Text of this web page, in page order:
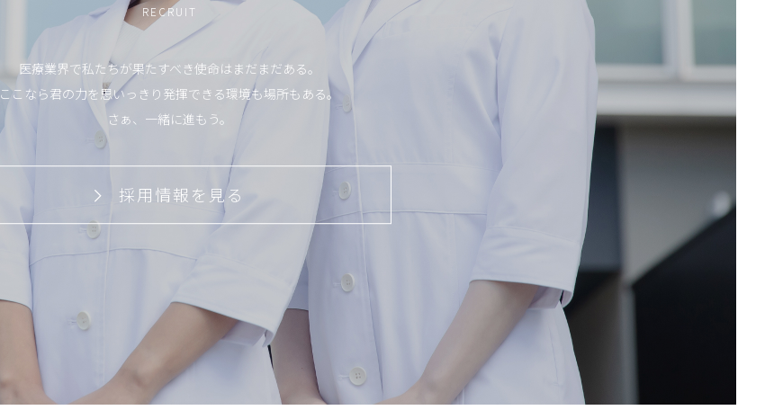
RECRUIT
医療業界で私たちが果たすべき使命はまだまだある。
ここなら君の力を思いっきり発揮できる環境も場所もある。
さぁ、一緒に進もう。
採用情報を見る